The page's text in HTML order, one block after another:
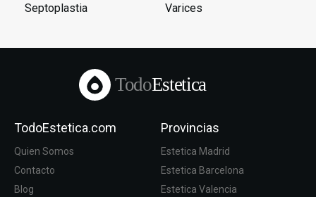
Septoplastia
Varices
TodoEstetica
TodoEstetica.com
Quien Somos
Contacto
Blog
Provincias
Estetica Madrid
Estetica Barcelona
Estetica Valencia